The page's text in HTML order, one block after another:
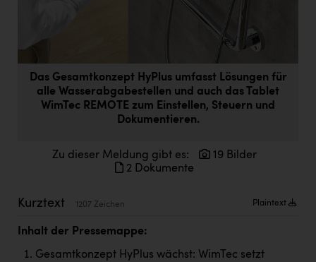
everfield
Firmenradl
INTERSPORT Austria
Das Gesamtkonzept HyPlus umfasst Lösungen für
alle Wasserabgabestellen und auch das Tablet
WimTec REMOTE zum Einstellen, Steuern und
Dokumentieren.
Zu dieser Meldung gibt es:
19 Bilder
2 Dokumente
Kurztext 1207 Zeichen Plaintext
Inhalt der Pressemappe:
Gesamtkonzept HyPlus wächst: WimTec setzt